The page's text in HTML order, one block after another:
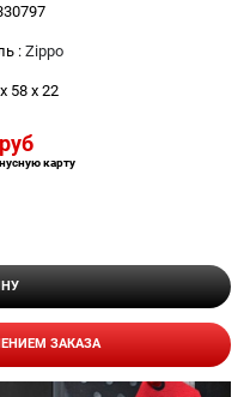
: Zippo
58 x 22
руб
карту
ЗАКАЗА